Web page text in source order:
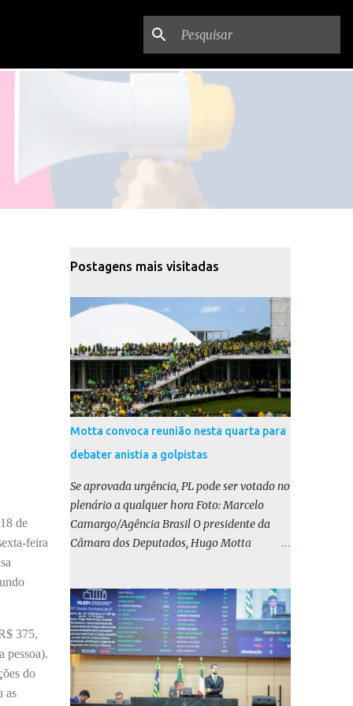
de
feira
375,
pessoa).
do
as
Postagens mais visitadas
Motta convoca reunião nesta quarta para
debater anistia a golpistas
Se aprovada urgência, PL pode ser votado no
plenário a qualquer hora Foto: Marcelo
Camargo/Agência Brasil O presidente da
Câmara dos Deputados, Hugo Motta
líderes para discutir a votação da urgência
para o projeto de lei (PL) que prevê a anistia
aos condenados por tentativa de golpe de
Estado. Motta disse, em uma rede social, que
a reunião vai “deliberar sobre a urgência dos
projetos que tratam do acontecido em 8 de